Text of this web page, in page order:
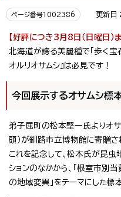
ページ番号1002386 更新日
【好評につき3月8日（日曜日）
北海道が誇る美麗種で「歩く宝石
オルリオサムシ』は必見です！
今回展示するオサムシ標
弟子屈町の松本堅一氏よりオサ
頭）が釧路市立博物館に寄贈さ
これを記念して、松本氏が昆
ションのなかから、「根室市別当
の地域変異」をテーマにした標